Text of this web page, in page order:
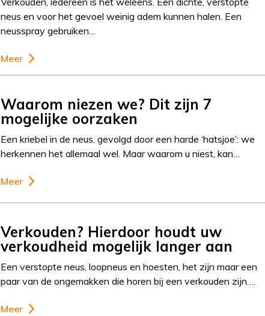
neus en voor het gevoel weinig adem kunnen halen. Een
neusspray gebruiken…
Meer
Waarom niezen we? Dit zijn 7
mogelijke oorzaken
Een kriebel in de neus, gevolgd door een harde ‘hatsjoe’: we
herkennen het allemaal wel. Maar waarom u niest, kan…
Meer
Verkouden? Hierdoor houdt uw
verkoudheid mogelijk langer aan
Een verstopte neus, loopneus en hoesten, het zijn maar een
paar van de ongemakken die horen bij een verkouden zijn….
Meer